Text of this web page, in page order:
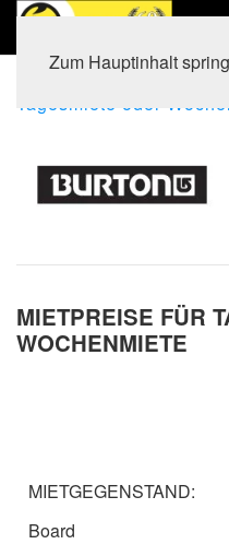
Zum Hauptinhalt
Home Balsthal
Tagesmiete oder
MIETPREISE FÜR
WOCHENMIETE
MIETGEGENSTAND:
Board